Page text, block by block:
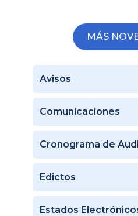
MÁS
Avisos
Comunicaciones
Cronograma de
Edictos
Estados